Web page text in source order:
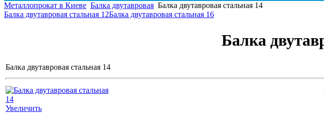
Металлопрокат в Киеве Балка двутавровая Балка двутавровая стальная 14
Балка двутавровая стальная 12Балка двутавровая стальная 16
Балка
Балка двутавровая стальная 14
Увеличить